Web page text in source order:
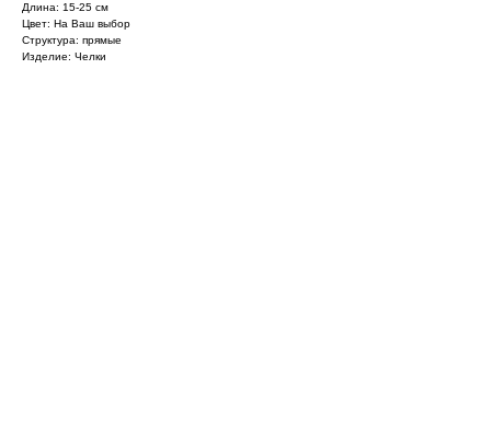
Длина: 15-25 см
Цвет: На Ваш выбор
Структура: прямые
Изделие: Челки